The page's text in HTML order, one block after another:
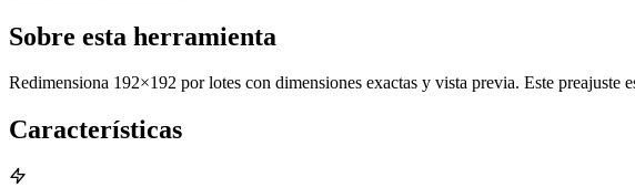
Sobre esta herramienta
Redimensiona 192×192 por lotes con dimensiones exactas y vista previa. Este
Características